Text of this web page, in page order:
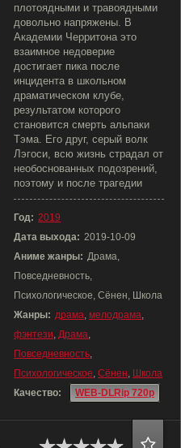
плотоядными и травоядными
довольно напряжены. В
Академии Черритона это
взаимное недоверие
достигает пика после
инцидента в школьном
драматическом клубе,
результатом которого
становится смерть альпаки
Тэма. Его друг, серый волк
Лэгоси, всю жизнь страдал от
необоснованных подозрений,
поэтому и после трагедии
Год: 2019
Дата выхода: 2019-10-09
Аниме жанры: Драма,
Повседневность,
Психологическое, Сёнен, Школа
Жанры: драма, мелодрама,
фэнтези, Драма,
Повседневность,
Психологическое, Сёнен, Школа
Качество:
WEB-DLRip 720p